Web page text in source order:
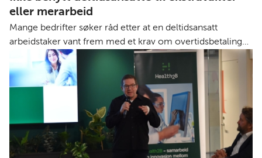
eller merarbeid
Mange bedrifter søker råd etter at en deltidsansatt
arbeidstaker vant frem med et krav om overtidsbetaling
for ekstravakter. Så lenge arbeidstakersiden fortsetter å
fremme søksmål med omfattende erstatningskrav, ser
NHO seg nødt til å fraråde våre bedrifter å benytte
deltidsansatte til ekstravakter eller merarbeid.